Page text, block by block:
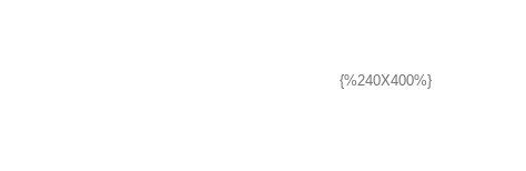
{%240X400%}